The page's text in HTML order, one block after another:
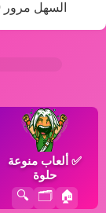
السهل مرور 10 مستويات, هل يمكنك القيام بذلك؟.
✅ ألعاب منوعة
حلوة
🏠
🗂️
🔍